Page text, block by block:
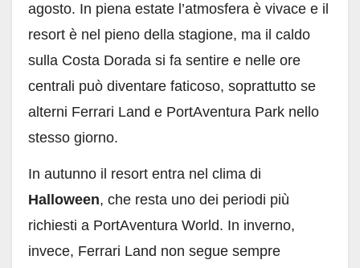
agosto. In piena estate l’atmosfera è vivace e il
resort è nel pieno della stagione, ma il caldo
sulla Costa Dorada si fa sentire e nelle ore
centrali può diventare faticoso, soprattutto se
alterni Ferrari Land e PortAventura Park nello
stesso giorno.
In autunno il resort entra nel clima di
Halloween, che resta uno dei periodi più
richiesti a PortAventura World. In inverno,
invece, Ferrari Land non segue sempre